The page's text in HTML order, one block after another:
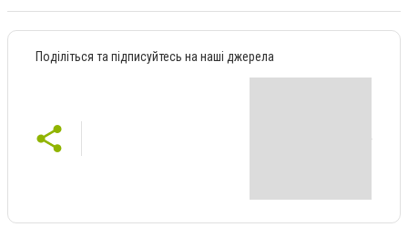
Поділіться та підписуйтесь на наші джерела